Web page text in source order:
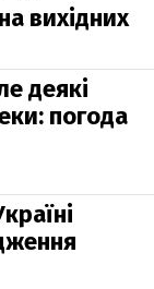
вихідних
деякі
погода